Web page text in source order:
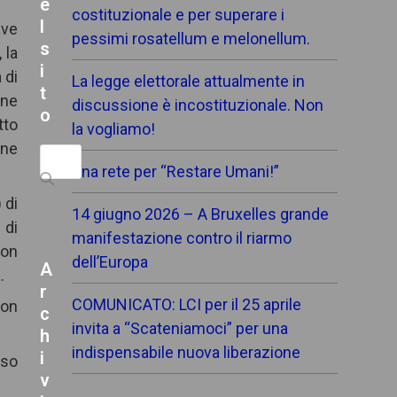
la
di
di
di
costituzionale e per superare i
pessimi rosatellum e melonellum.
La legge elettorale attualmente in
discussione è incostituzionale. Non
la vogliamo!
Una rete per “Restare Umani!”
14 giugno 2026 – A Bruxelles grande
manifestazione contro il riarmo
dell’Europa
COMUNICATO: LCI per il 25 aprile
invita a “Scateniamoci” per una
indispensabile nuova liberazione
e
s
i
t
o
Search
A
r
c
h
i
v